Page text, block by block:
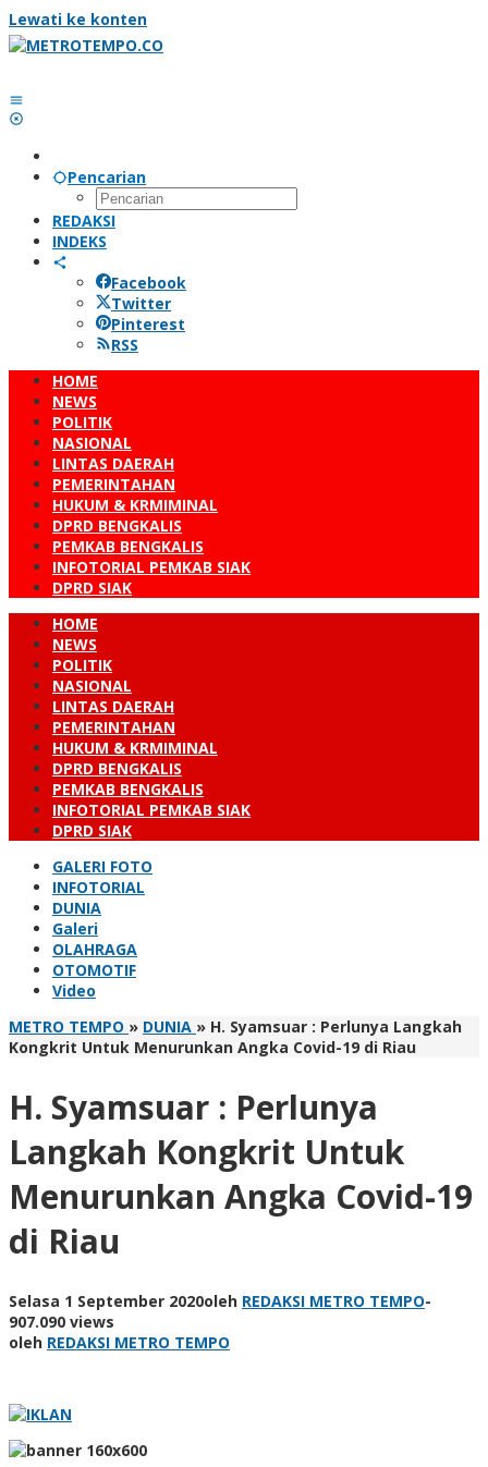
Lewati ke konten
Pencarian
REDAKSI
INDEKS
Facebook
Twitter
Pinterest
RSS
HOME
NEWS
POLITIK
NASIONAL
LINTAS DAERAH
PEMERINTAHAN
HUKUM & KRMIMINAL
DPRD BENGKALIS
PEMKAB BENGKALIS
INFOTORIAL PEMKAB SIAK
DPRD SIAK
HOME
NEWS
POLITIK
NASIONAL
LINTAS DAERAH
PEMERINTAHAN
HUKUM & KRMIMINAL
DPRD BENGKALIS
PEMKAB BENGKALIS
INFOTORIAL PEMKAB SIAK
DPRD SIAK
GALERI FOTO
INFOTORIAL
DUNIA
Galeri
OLAHRAGA
OTOMOTIF
Video
METRO TEMPO » DUNIA » H. Syamsuar : Perlunya Langkah
Kongkrit Untuk Menurunkan Angka Covid-19 di Riau
H. Syamsuar : Perlunya
Langkah Kongkrit Untuk
Menurunkan Angka Covid-19
di Riau
Selasa 1 September 2020oleh REDAKSI METRO TEMPO-
907.090 views
oleh REDAKSI METRO TEMPO